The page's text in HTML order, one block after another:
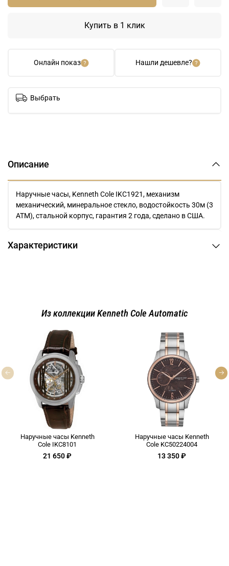
Онлайн показ Нашли дешевле?
Купить в 1 клик
Выбрать
Описание
Наручные часы, Kenneth Cole IKC1921, механизм
механический, минеральное стекло, водостойкость 30м (3
АТМ), стальной корпус, гарантия 2 года, сделано в США.
Характеристики
Из коллекции Kenneth Cole Automatic
Наручные часы Kenneth
Cole IKC8101
21 650 ₽
Наручные часы Kenneth
Cole KC50224004
13 350 ₽